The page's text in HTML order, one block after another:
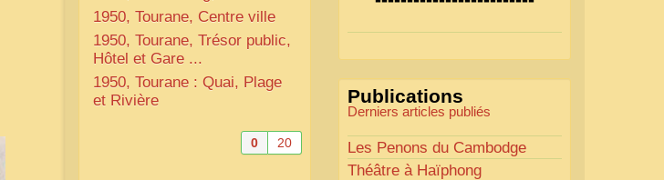
1950, Tourane, Centre ville
1950, Tourane, Trésor public,
Hôtel et Gare ...
1950, Tourane : Quai, Plage
et Rivière
0 20
Actions mises en place :
couleurs pour améliorer la
lisibilité. Votre avis nous
intéresse !
Pour les textes, nous allons les
retravailler afin de les rendre
plus fluides et précis.
Publications
Derniers articles publiés
Les Penons du Cambodge
Théâtre à Haïphong